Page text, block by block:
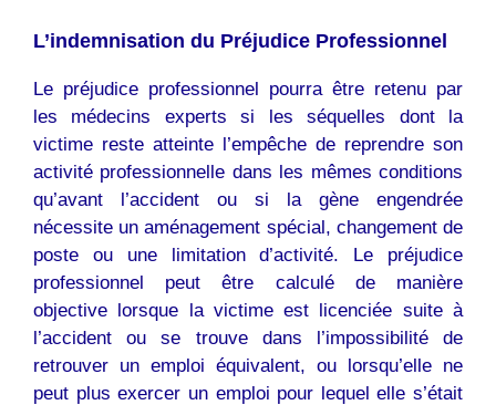
L’indemnisation du Préjudice Professionnel
Le préjudice professionnel pourra être retenu par
les médecins experts si les séquelles dont la
victime reste atteinte l’empêche de reprendre son
activité professionnelle dans les mêmes conditions
qu’avant l’accident ou si la gène engendrée
nécessite un aménagement spécial, changement de
poste ou une limitation d’activité. Le préjudice
professionnel peut être calculé de manière
objective lorsque la victime est licenciée suite à
l’accident ou se trouve dans l’impossibilité de
retrouver un emploi équivalent, ou lorsqu’elle ne
peut plus exercer un emploi pour lequel elle s’était